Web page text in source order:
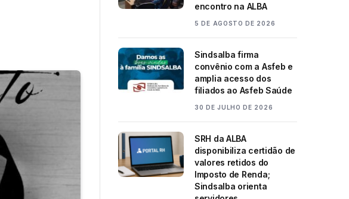
encontro na ALBA
5 DE AGOSTO DE 2026
Sindsalba firma
convênio com a Asfeb e
amplia acesso dos
filiados ao Asfeb Saúde
30 DE JULHO DE 2026
SRH da ALBA
disponibiliza certidão de
valores retidos do
Imposto de Renda;
Sindsalba orienta